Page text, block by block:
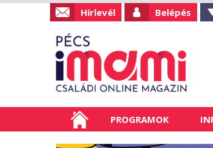
Hírlevél Belépés
PROGRAMOK